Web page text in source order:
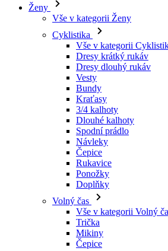
Dresy dlouhý rukáv
Vesty
Bundy
Kraťasy
3/4 kalhoty
Dlouhé kalhoty
Spodní prádlo
Návleky
Čepice
Rukavice
Ponožky
Doplňky
Volný čas
Vše v kategorii Volný čas
Trička
Mikiny
Čepice
Triatlon
Vše v kategorii Triatlon
Tílka
Kombinézy